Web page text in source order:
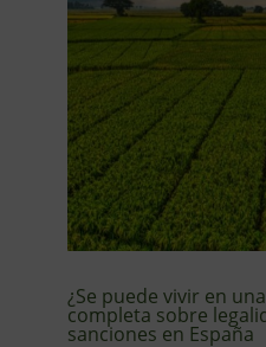
¿Se puede vivir en
completa sobre
sanciones en España